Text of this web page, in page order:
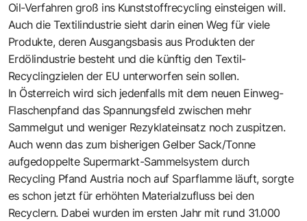
Oil-Verfahren groß ins Kunststoffrecycling einsteigen will.
Auch die Textilindustrie sieht darin einen Weg für viele
Produkte, deren Ausgangsbasis aus Produkten der
Erdölindustrie besteht und die künftig den Textil-
Recyclingzielen der EU unterworfen sein sollen.
In Österreich wird sich jedenfalls mit dem neuen Einweg-
Flaschenpfand das Spannungsfeld zwischen mehr
Sammelgut und weniger Rezyklateinsatz noch zuspitzen.
Auch wenn das zum bisherigen Gelber Sack/Tonne
aufgedoppelte Supermarkt-Sammelsystem durch
Recycling Pfand Austria noch auf Sparflamme läuft, sorgte
es schon jetzt für erhöhten Materialzufluss bei den
Recyclern. Dabei wurden im ersten Jahr mit rund 31.000